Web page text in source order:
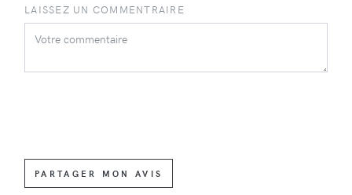
LAISSEZ UN COMMENTRAIRE
PARTAGER MON AVIS